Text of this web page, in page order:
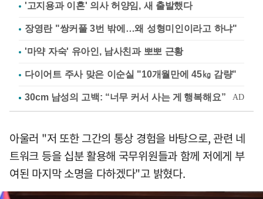
'고지용과 이혼' 의사 허양임, 새 출발했다
장영란 "쌍커풀 3번 밖에…왜 성형미인이라고 하냐"
'마약 자숙' 유아인, 남사친과 뽀뽀 근황
다이어트 주사 맞은 이순실 "10개월만에 45㎏ 감량"
아울러 "저 또한 그간의 통상 경험을 바탕으로, 관련 네
트워크 등을 십분 활용해 국무위원들과 함께 저에게 부
여된 마지막 소명을 다하겠다"고 밝혔다.